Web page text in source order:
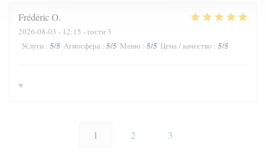
FrédéricO
2026-08-03 - 12:15 - гости 3
Услуги : 5/5 Атмосфера : 5/5 Меню : 5/5 Цена / качество : 5/5
♥️
1 2 3